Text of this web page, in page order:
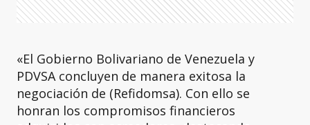
«El Gobierno Bolivariano de Venezuela y
PDVSA concluyen de manera exitosa la
negociación de (Refidomsa). Con ello se
honran los compromisos financieros